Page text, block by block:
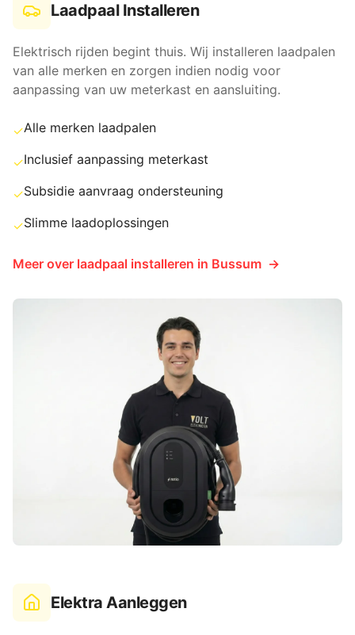
Laadpaal Installeren
Elektrisch rijden begint thuis. Wij installeren laadpalen
van alle merken en zorgen indien nodig voor
aanpassing van uw meterkast en aansluiting.
✓Alle merken laadpalen
✓Inclusief aanpassing meterkast
✓Subsidie aanvraag ondersteuning
✓Slimme laadoplossingen
Meer over laadpaal installeren in Bussum →
Elektra Aanleggen